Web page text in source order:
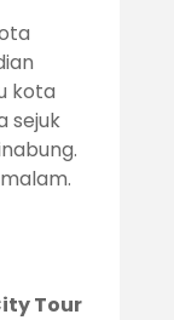
kota
sejuk
Tour